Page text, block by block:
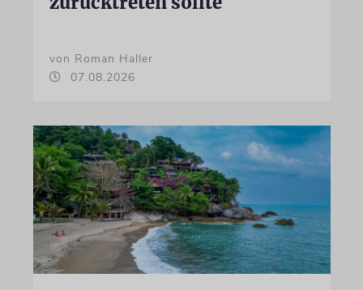
von Roman Haller
07.08.2026